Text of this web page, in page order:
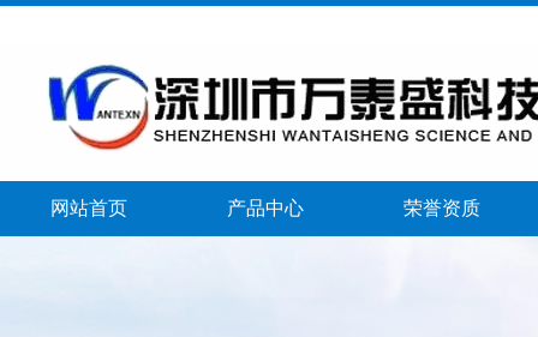
网站首页 产品中心 荣誉资质